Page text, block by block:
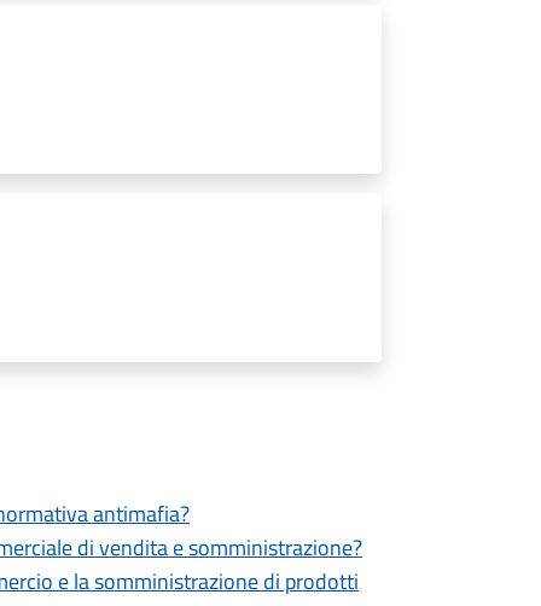
antimafia?
di vendita e somministrazione?
e la somministrazione di prodotti